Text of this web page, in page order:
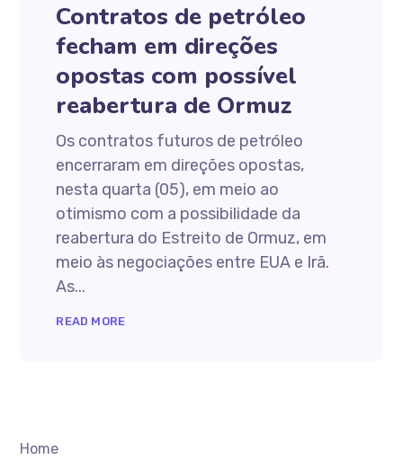
Contratos de petróleo
fecham em direções
opostas com possível
reabertura de Ormuz
Os contratos futuros de petróleo
encerraram em direções opostas,
nesta quarta (05), em meio ao
otimismo com a possibilidade da
reabertura do Estreito de Ormuz, em
meio às negociações entre EUA e Irã.
As...
READ MORE
Home